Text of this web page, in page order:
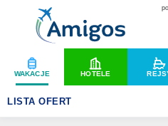
WAKACJE HOTELE
LISTA OFERT